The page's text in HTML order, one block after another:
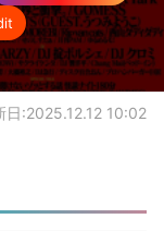
日:2025.12.12 10:02